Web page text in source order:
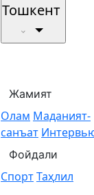
Тошкент
Жамият
Олам Маданият-
санъат
Фойдали
СпортТаҳлил